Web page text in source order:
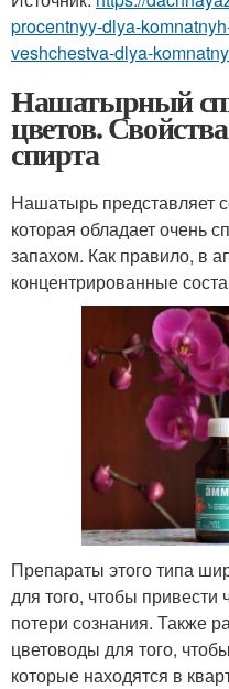
procentnyy-dlya-
veshchestva-dlya-
Нашатырный
цветов.
спирта
Нашатырь представляет
которая обладает очень
запахом. Как правило, в
концентрированные
Препараты этого типа
для того, чтобы привести
потери сознания. Также
цветоводы для того,
которые находятся в